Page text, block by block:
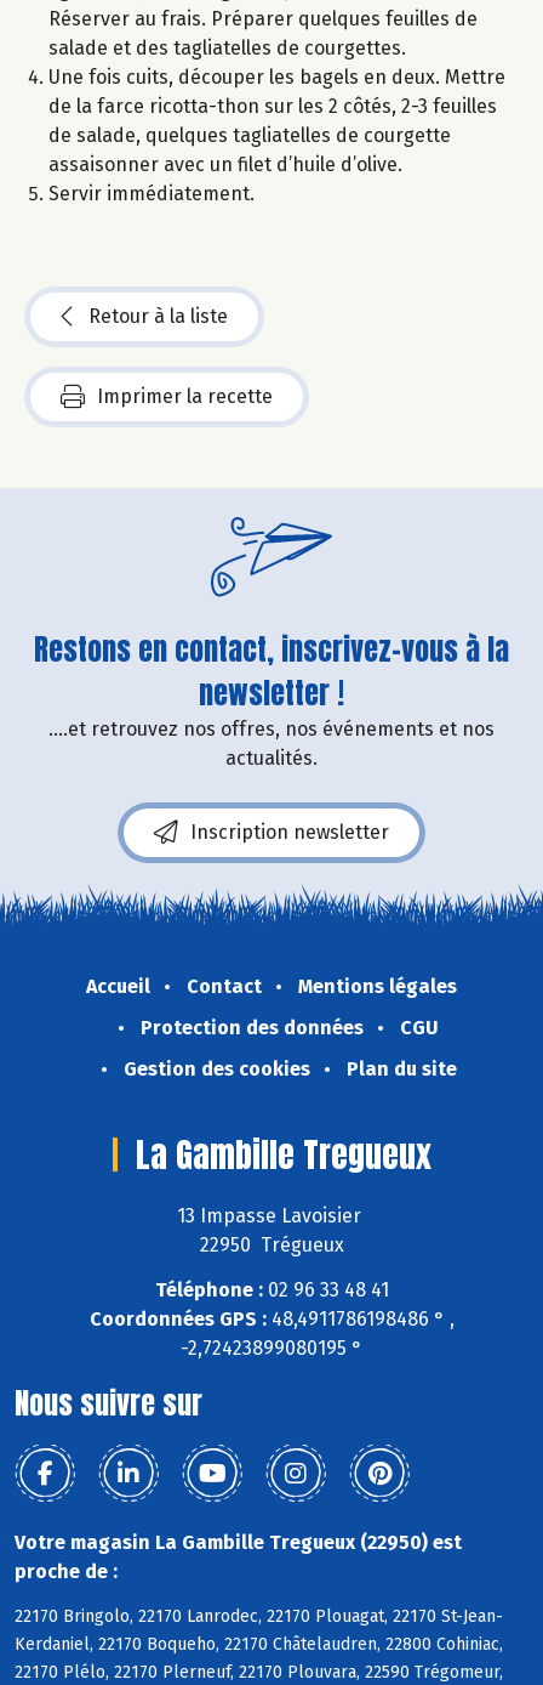
Réserver au frais. Préparer quelques feuilles de
salade et des tagliatelles de courgettes.
Une fois cuits, découper les bagels en deux. Mettre
de la farce ricotta-thon sur les 2 côtés, 2-3 feuilles
de salade, quelques tagliatelles de courgette
assaisonner avec un filet d’huile d’olive.
Servir immédiatement.
Retour à la liste
Imprimer la recette
Restons en contact, inscrivez-vous à la
newsletter !
....et retrouvez nos offres, nos événements et nos
actualités.
Inscription newsletter
Accueil Contact
Mentions légales
Protection des données
CGU
Gestion des cookies
Plan du site
La Gambille Tregueux
13 Impasse Lavoisier
22950 Trégueux
Téléphone :02 96 33 48 41
Coordonnées GPS :48,4911786198486 ° ,
-2,72423899080195 °
Nous suivre sur
Votre magasin La Gambille Tregueux (22950) est
proche de :
22170 Bringolo, 22170 Lanrodec, 22170 Plouagat, 22170 St-Jean-
Kerdaniel, 22170 Boqueho, 22170 Châtelaudren, 22800 Cohiniac,
22170 Plélo, 22170 Plerneuf, 22170 Plouvara, 22590 Trégomeur,